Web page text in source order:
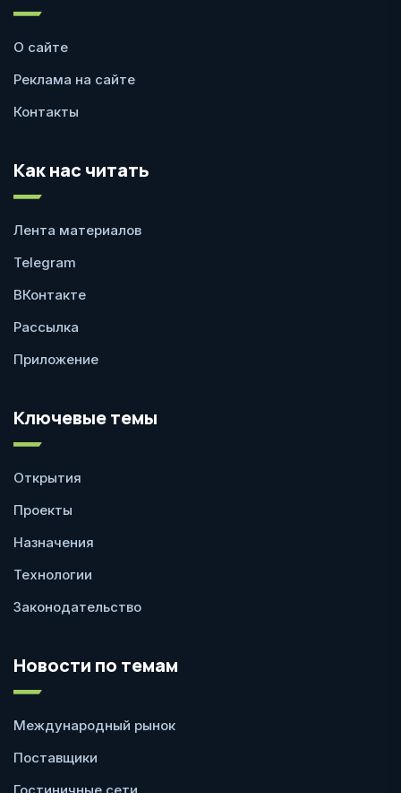
О сайте
Реклама на сайте
Контакты
Как нас читать
Лента материалов
Telegram
ВКонтакте
Рассылка
Приложение
Ключевые темы
Открытия
Проекты
Назначения
Технологии
Законодательство
Новости по темам
Международный рынок
Поставщики